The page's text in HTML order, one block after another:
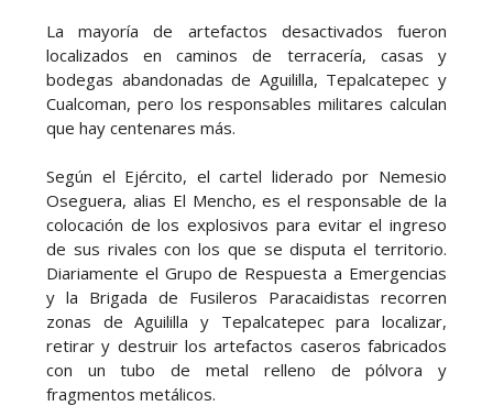
La mayoría de artefactos desactivados fueron
localizados en caminos de terracería, casas y
bodegas abandonadas de Aguililla, Tepalcatepec y
Cualcoman, pero los responsables militares calculan
que hay centenares más.
Según el Ejército, el cartel liderado por Nemesio
Oseguera, alias El Mencho, es el responsable de la
colocación de los explosivos para evitar el ingreso
de sus rivales con los que se disputa el territorio.
Diariamente el Grupo de Respuesta a Emergencias
y la Brigada de Fusileros Paracaidistas recorren
zonas de Aguililla y Tepalcatepec para localizar,
retirar y destruir los artefactos caseros fabricados
con un tubo de metal relleno de pólvora y
fragmentos metálicos.